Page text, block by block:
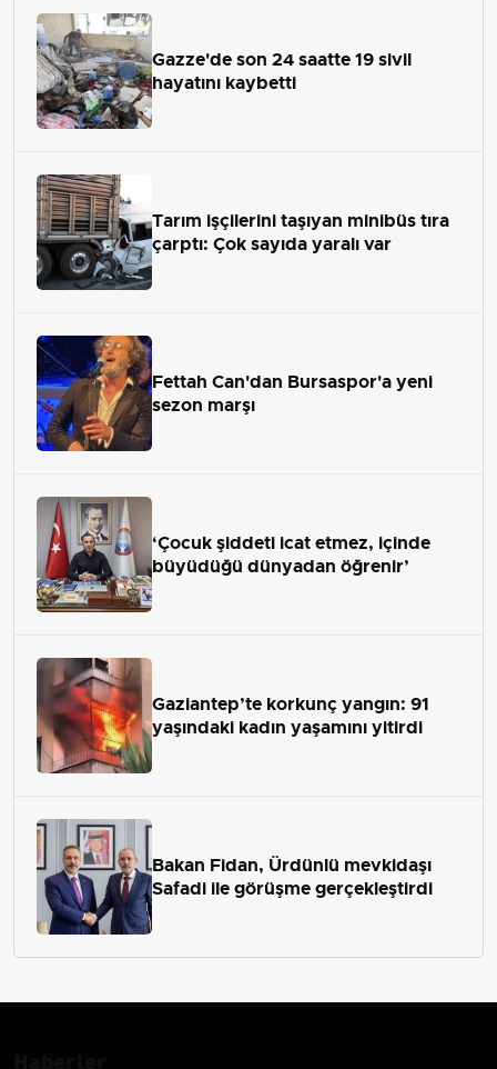
Gazze'de son 24 saatte 19 sivil
hayatını kaybetti
Tarım işçilerini taşıyan minibüs tıra
çarptı: Çok sayıda yaralı var
Fettah Can'dan Bursaspor'a yeni
sezon marşı
‘Çocuk şiddeti icat etmez, içinde
büyüdüğü dünyadan öğrenir’
Gaziantep’te korkunç yangın: 91
yaşındaki kadın yaşamını yitirdi
Bakan Fidan, Ürdünlü mevkidaşı
Safadi ile görüşme gerçekleştirdi